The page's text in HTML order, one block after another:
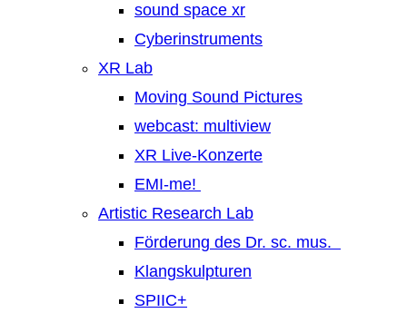
sound space xr
Cyberinstruments
XR Lab
Moving Sound Pictures
webcast: multiview
XR Live-Konzerte
EMI-me!
Artistic Research Lab
Förderung des Dr. sc. mus.
Klangskulpturen
SPIIC+